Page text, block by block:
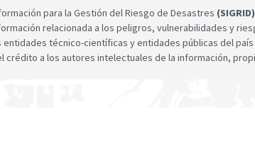
para la Gestión del Riesgo de Desastres (SIGRID)
relacionada a los peligros, vulnerabilidades y
entidades técnico-científicas y entidades públicas del
crédito a los autores intelectuales de la información,